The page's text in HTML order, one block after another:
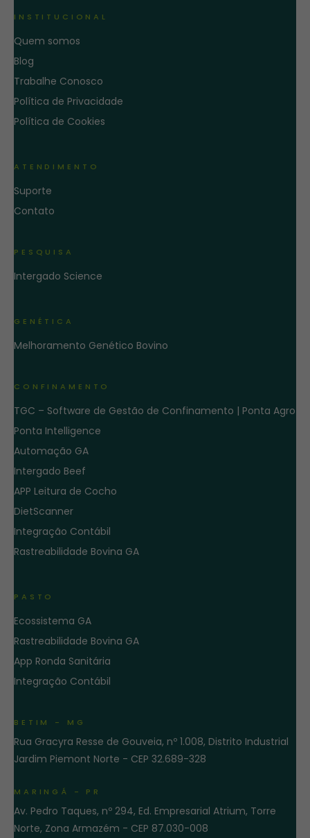
INSTITUCIONAL
Quem somos
Blog
Trabalhe Conosco
Política de Privacidade
Política de Cookies
ATENDIMENTO
Suporte
Contato
PESQUISA
Intergado Science
GENÉTICA
Melhoramento Genético Bovino
CONFINAMENTO
TGC – Software de Gestão de Confinamento | Ponta Agro
Ponta Intelligence
Automação GA
Intergado Beef
APP Leitura de Cocho
DietScanner
Integração Contábil
Rastreabilidade Bovina GA
PASTO
Ecossistema GA
Rastreabilidade Bovina GA
App Ronda Sanitária
Integração Contábil
BETIM - MG
Rua Gracyra Resse de Gouveia, nº 1.008, Distrito Industrial
Jardim Piemont Norte - CEP 32.689-328
MARINGÁ - PR
Av. Pedro Taques, nº 294, Ed. Empresarial Atrium, Torre
Norte, Zona Armazém - CEP 87.030-008